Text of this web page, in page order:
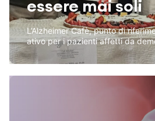
essere mai soli
L’Alzheimer Cafè, punto di
ativo per i pazienti affetti da